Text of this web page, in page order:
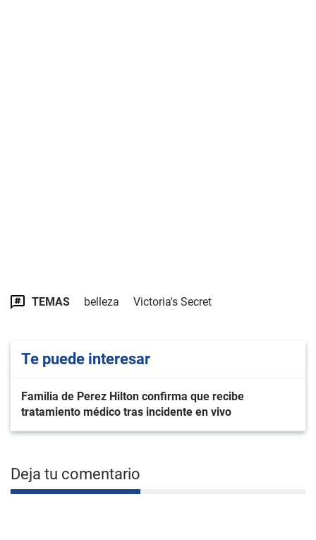
TEMAS belleza Victoria's Secret
Te puede interesar
Familia de Perez Hilton confirma que recibe
tratamiento médico tras incidente en vivo
Deja tu comentario